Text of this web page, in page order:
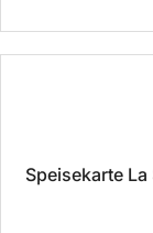
Speisekarte